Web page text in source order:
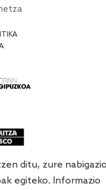
ditu, zure
egiteko. Informazio